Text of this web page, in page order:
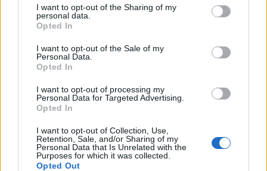
I want to opt-out of the Sharing of my
personal data.
Opted In
I want to opt-out of the Sale of my
Personal Data.
Opted In
I want to opt-out of processing my
Personal Data for Targeted Advertising.
Opted In
I want to opt-out of Collection, Use,
Retention, Sale, and/or Sharing of my
Personal Data that Is Unrelated with the
Purposes for which it was collected.
Opted Out
Svara
Helena
14 år sedan
Så gott att grilla i det soliga vädret!:)Ser så gott ut. Har
du bakat bröden också?
Svara
Pralin från matmedmera